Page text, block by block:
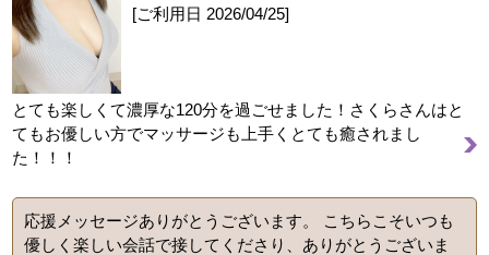
[ご利用日 2026/04/25]
とても楽しくて濃厚な120分を過ごせました！さくらさんはと
てもお優しい方でマッサージも上手くとても癒されまし
た！！！
応援メッセージありがとうございます。 こちらこそいつも
優しく楽しい会話で接してくださり、ありがとうございま